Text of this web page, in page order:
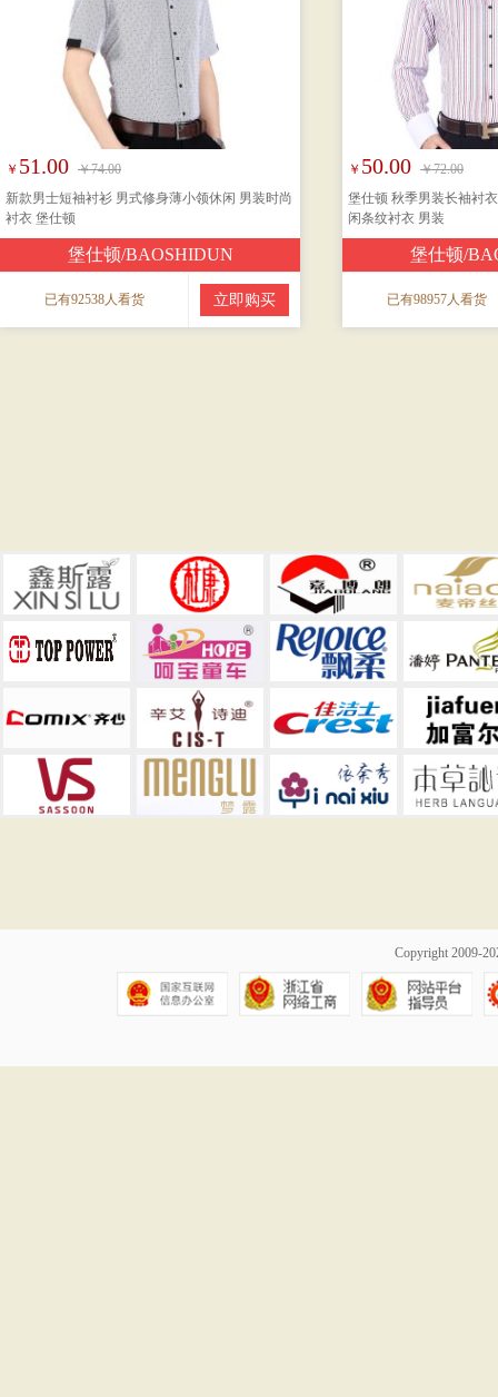
￥ 51.00 ￥74.00
新款男士短袖衬衫 男式修身薄小领休闲 男装时尚
衬衣 堡仕顿
堡仕顿/BAOSHIDUN
已有92538人看货 立即购买
￥ 50.00 ￥72.00
堡仕顿 秋季男装长袖衬
闲条纹衬衣 男装
堡仕顿/
已有98957人看货
Copyright 2009-